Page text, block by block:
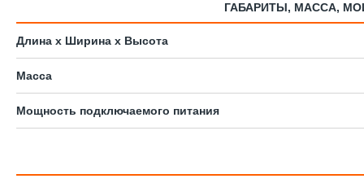
ГАБАРИТЫ, МАССА,
Длина x Ширина x Высота
Масса
Мощность подключаемого питания